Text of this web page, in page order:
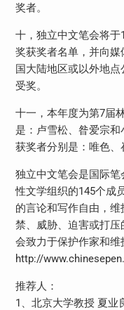
奖者。
十，独立中文笔会将
奖获奖者名单，并向
国大陆地区或以外地
受奖。
十一，本年度为第7届
是：卢雪松、昝爱宗
获奖者分别是：唯色、
独立中文笔会是国际
性文学组织的145个成
的言论和写作自由，
禁、威胁、迫害或打
会致力于保护作家和
http://
推荐人：
1、北京大学教授 夏业